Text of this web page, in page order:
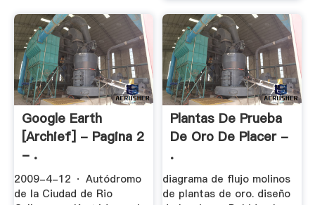
Google Earth
[Archief] - Pagina 2
- .
2009-4-12 · Autódromo
de la Ciudad de Rio
Plantas De Prueba
De Oro De Placer -
.
diagrama de flujo molinos
de plantas de oro. diseño